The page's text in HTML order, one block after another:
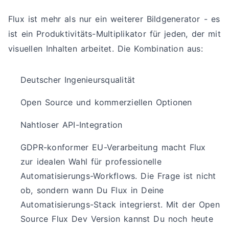
Flux ist mehr als nur ein weiterer Bildgenerator - es
ist ein Produktivitäts-Multiplikator für jeden, der mit
visuellen Inhalten arbeitet. Die Kombination aus:
Deutscher Ingenieursqualität
Open Source und kommerziellen Optionen
Nahtloser API-Integration
GDPR-konformer EU-Verarbeitung macht Flux
zur idealen Wahl für professionelle
Automatisierungs-Workflows. Die Frage ist nicht
ob, sondern wann Du Flux in Deine
Automatisierungs-Stack integrierst. Mit der Open
Source Flux Dev Version kannst Du noch heute